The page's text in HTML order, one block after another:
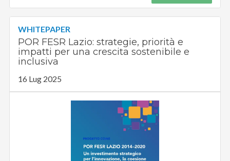
WHITEPAPER
POR FESR Lazio: strategie, priorità e
impatti per una crescita sostenibile e
inclusiva
16 Lug 2025